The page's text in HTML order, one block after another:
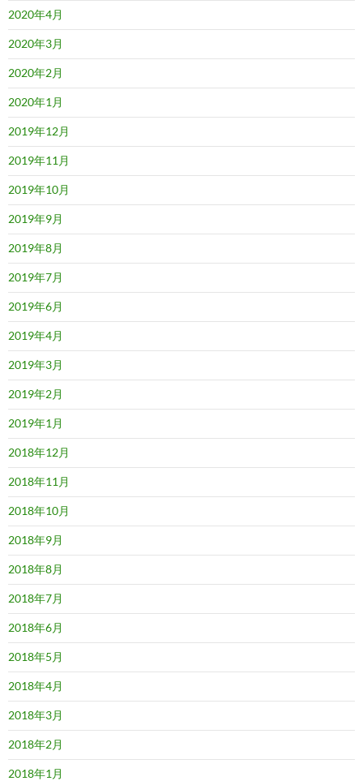
2020年4月
2020年3月
2020年2月
2020年1月
2019年12月
2019年11月
2019年10月
2019年9月
2019年8月
2019年7月
2019年6月
2019年4月
2019年3月
2019年2月
2019年1月
2018年12月
2018年11月
2018年10月
2018年9月
2018年8月
2018年7月
2018年6月
2018年5月
2018年4月
2018年3月
2018年2月
2018年1月